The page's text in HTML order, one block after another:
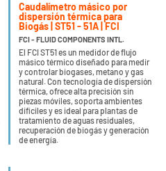
Caudalímetro másico por
dispersión térmica para
Biogás | ST51 - 51A | FCI
FCI - FLUID COMPONENTS INTL.
El FCI ST51 es un medidor de flujo
másico térmico diseñado para medir
y controlar biogases, metano y gas
natural. Con tecnología de dispersión
térmica, ofrece alta precisión sin
piezas móviles, soporta ambientes
difíciles y es ideal para plantas de
tratamiento de aguas residuales,
recuperación de biogás y generación
de energía.